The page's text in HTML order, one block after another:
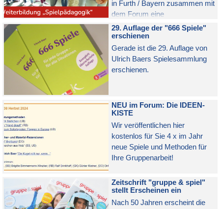
FORUMs SPIELPÄDAGOGIK
werden mit Ständen und
Workshops vertreten sein.
in Furth / Bayern zusammen mit
dem Forum eine
berufsbegleitende Weiterbildung
zur Spielpädagogik mit 5
Modulen (je 32 Std.).
29. Auflage der "666 Spiele"
erschienen
Gerade ist die 29. Auflage von
Ulrich Baers Spielesammlung
erschienen.
NEU im Forum: Die IDEEN-
KISTE
Wir veröffentlichen hier
kostenlos für Sie 4 x im Jahr
neue Spiele und Methoden für
Ihre Gruppenarbeit!
Zeitschrift "gruppe & spiel"
stellt Erscheinen ein
Nach 50 Jahren erscheint die